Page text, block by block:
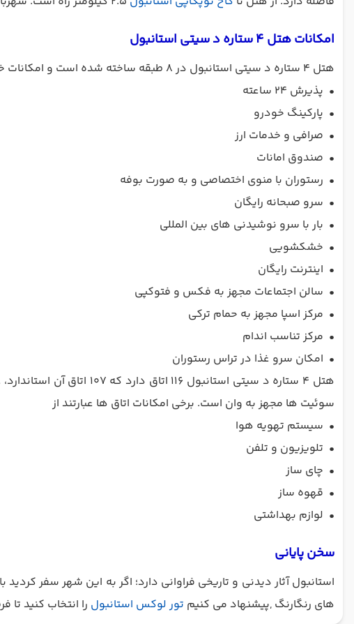
امکانات هتل 4 ستاره د سیتی استانبول
هتل 4 ستاره د سیتی استانبول در 8 طبقه ساخته شده است و امکانات خوبی به مهمانان خود ارائه می کند؛ از جمله
• پذیرش 24 ساعته
• پارکینگ خودرو
• صرافی و خدمات ارز
• صندوق امانات
• رستوران با منوی اختصاصی و به صورت بوفه
• سرو صبحانه رایگان
• بار با سرو نوشیدنی های بین المللی
• خشکشویی
• اینترنت رایگان
• سالن اجتماعات مجهز به فکس و فتوکپی
• مرکز اسپا مجهز به حمام ترکی
• مرکز تناسب اندام
• امکان سرو غذا در تراس رستوران
سوئیت ها مجهز به وان است. برخی امکانات اتاق ها عبارتند از
• سیستم تهویه هوا
• تلویزیون و تلفن
• چای ساز
• قهوه ساز
• لوازم بهداشتی
سخن پایانی
استانبول آثار دیدنی و تاریخی فراوانی دارد؛ اگر به این شهر سفر
های رنگارنگ ,پیشنهاد می کنیم تور لوکس استانبول را انتخاب کنید